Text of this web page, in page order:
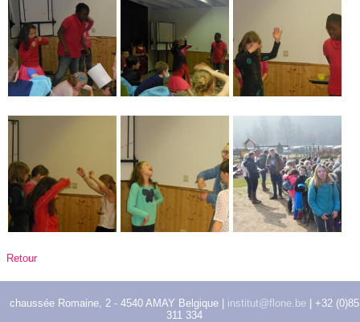
Retour
chaussée Romaine, 2 - 4540 AMAY Belgique | institut@flone.be| +32 (0)85
311 334